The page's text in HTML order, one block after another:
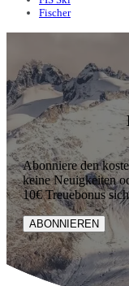
Fischer
Abonniere den
keine Neuigkeiten
10€ Treuebonus
ABONNIEREN